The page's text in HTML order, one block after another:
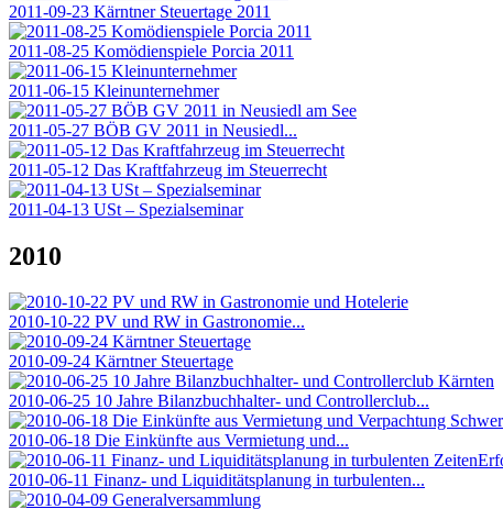
2011-09-23 Kärntner Steuertage 2011
2011-08-25 Komödienspiele Porcia 2011
2011-06-15 Kleinunternehmer
2011-05-27 BÖB GV 2011 in Neusiedl...
2011-05-12 Das Kraftfahrzeug im Steuerrecht
2011-04-13 USt – Spezialseminar
2010
2010-10-22 PV und RW in Gastronomie...
2010-09-24 Kärntner Steuertage
2010-06-25 10 Jahre Bilanzbuchhalter- und Controllerclub...
2010-06-18 Die Einkünfte aus Vermietung und...
2010-06-11 Finanz- und Liquiditätsplanung in turbulenten...